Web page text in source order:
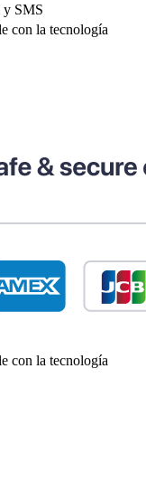
y SMS
con la tecnología
con la tecnología